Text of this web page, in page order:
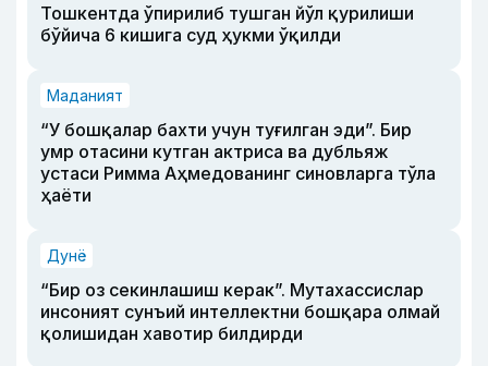
Тошкентда ўпирилиб тушган йўл қурилиши
бўйича 6 кишига суд ҳукми ўқилди
Маданият
“У бошқалар бахти учун туғилган эди”. Бир
умр отасини кутган актриса ва дубльяж
устаси Римма Аҳмедованинг синовларга тўла
ҳаёти
Дунё
“Бир оз секинлашиш керак”. Мутахассислар
инсоният сунъий интеллектни бошқара олмай
қолишидан хавотир билдирди